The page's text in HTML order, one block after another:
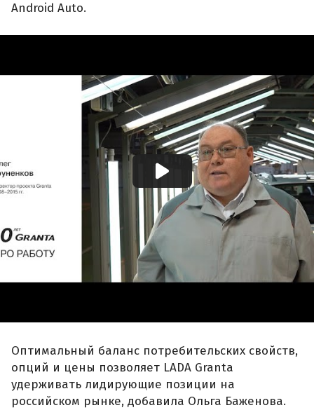
Android Auto.
Оптимальный баланс потребительских свойств,
опций и цены позволяет LADA Granta
удерживать лидирующие позиции на
российском рынке, добавила Ольга Баженова.